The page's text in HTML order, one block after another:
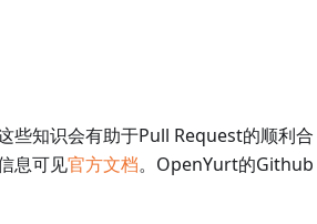
知识会有助于Pull Request的顺利合
息可见官方文档。OpenYurt的Github